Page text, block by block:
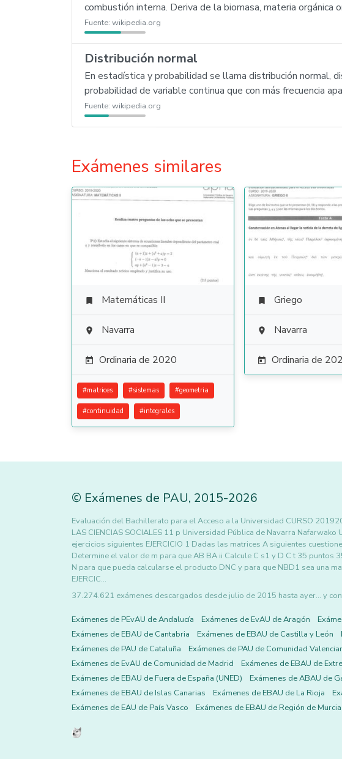
combustión interna. Deriva de la biomasa, materia
Fuente: wikipedia.org
Distribución normal
En estadística y probabilidad se llama distribución normal,
probabilidad de variable continua que con más frecuencia
Fuente: wikipedia.org
Exámenes similares
 Matemáticas II
 Navarra
 Ordinaria de 2020
#matrices #sistemas #geometria
#continuidad #integrales
 Griego
 Navarra
 Ordinaria de
© Exámenes de PAU, 2015-2026
Evaluación del Bachillerato para el Acceso a la Universidad CURSO
LAS CIENCIAS SOCIALES 11 p Universidad Pública de Navarra
ejercicios siguientes EJERCICIO 1 Dadas las matrices A siguientes
Determine el valor de m para que AB BA ii Calcule C s1 y D C t 35 puntos
N para que pueda calcularse el producto DNC y para que NBD1 sea una
EJERCIC…
37.274.621 exámenes descargados desde julio de 2015 hasta ayer... y
Exámenes de PEvAU de Andalucía Exámenes de EvAU de Aragón
Exámenes de EBAU de Cantabria
Exámenes de EBAU de Castilla y León
Exámenes de PAU de Cataluña
Exámenes de PAU de Comunidad
Exámenes de EvAU de Comunidad de Madrid
Exámenes de EBAU de
Exámenes de EBAU de Fuera de España (UNED)
Exámenes de ABAU de
Exámenes de EBAU de Islas Canarias
Exámenes de EBAU de La Rioja
Exámenes de EAU de País Vasco
Exámenes de EBAU de Región de Murcia